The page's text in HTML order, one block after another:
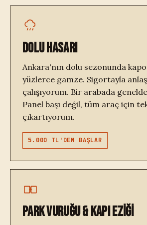
DOLU HASARI
Ankara'nın dolu sezonunda
yüzlerce gamze. Sigortayla
çalışıyorum. Bir arabada
Panel başı değil, tüm araç için
çıkartıyorum.
5.000 TL'DEN BAŞLAR
PARK VURUĞU & KAPI EZİĞİ